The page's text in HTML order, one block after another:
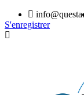
S'enregistrer